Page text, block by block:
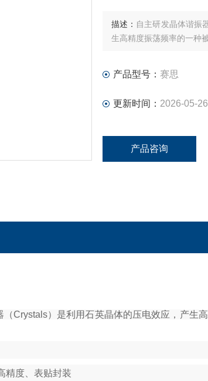
描述： 自主研发晶体谐振
生高精度振荡频率的一种
产品型号： 赛思
更新时间： 2026-05-26
产品咨询
（Crystals）是利用石英晶体的压电效应，产生
精度、表贴封装